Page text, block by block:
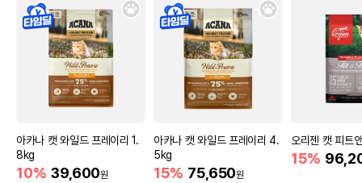
아카나 캣 와일드 프레이리 1.
8kg
10% 39,600원
아카나 캣 와일드 프레이리 4.
5kg
15% 75,650원
오리젠 캣 피트
15%